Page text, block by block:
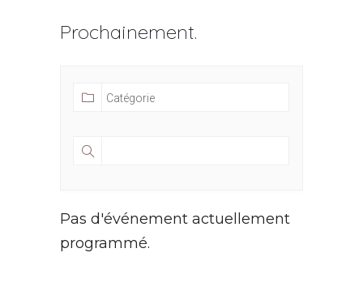
Prochainement.
Pas d'événement actuellement
programmé.